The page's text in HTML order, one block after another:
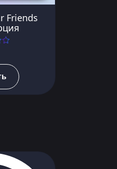
Friends